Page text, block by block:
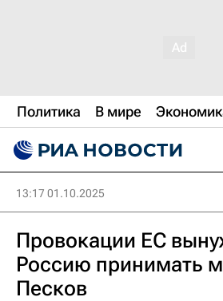
Политика В мире
13:17 01.10.2025
Провокации ЕС
Россию принимать
Песков